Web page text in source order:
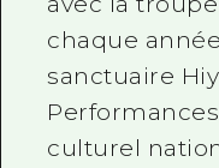
chaque
sanctuaire
culturel